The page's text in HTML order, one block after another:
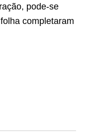
pode-se
completaram